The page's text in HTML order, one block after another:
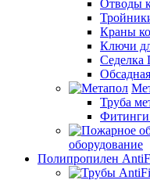
Отводы
Краны
Ключи
Труба
Фитинги
оборудование
Полипропилен